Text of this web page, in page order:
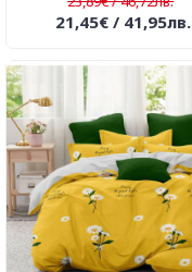
21,45€ / 41,95лв.